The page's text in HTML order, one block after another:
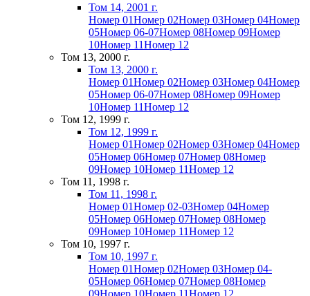
Том 14, 2001 г.
Номер 01Номер 02Номер 03Номер 04Номер
05Номер 06-07Номер 08Номер 09Номер
10Номер 11Номер 12
Том 13, 2000 г.
Том 13, 2000 г.
Номер 01Номер 02Номер 03Номер 04Номер
05Номер 06-07Номер 08Номер 09Номер
10Номер 11Номер 12
Том 12, 1999 г.
Том 12, 1999 г.
Номер 01Номер 02Номер 03Номер 04Номер
05Номер 06Номер 07Номер 08Номер
09Номер 10Номер 11Номер 12
Том 11, 1998 г.
Том 11, 1998 г.
Номер 01Номер 02-03Номер 04Номер
05Номер 06Номер 07Номер 08Номер
09Номер 10Номер 11Номер 12
Том 10, 1997 г.
Том 10, 1997 г.
Номер 01Номер 02Номер 03Номер 04-
05Номер 06Номер 07Номер 08Номер
09Номер 10Номер 11Номер 12